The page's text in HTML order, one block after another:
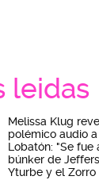
leidas
Melissa Klug
polémico audio
Lobatón: "Se fue
búnker de
Yturbe y el Zorro